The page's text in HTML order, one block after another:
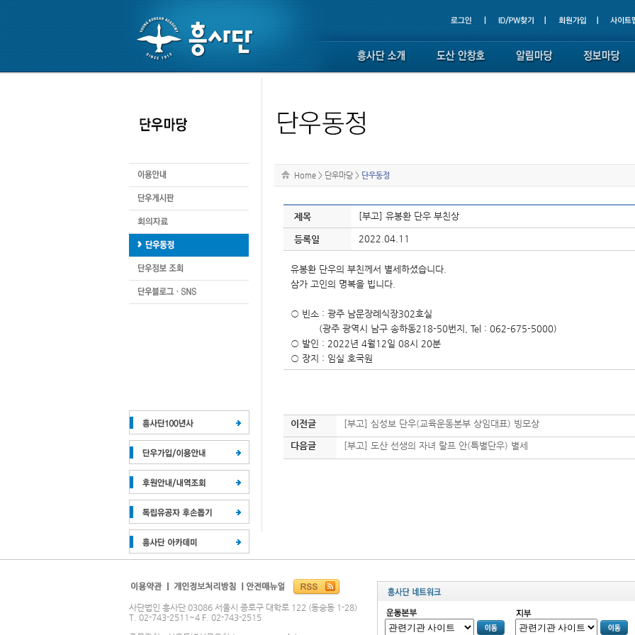
Home > 단우마당 > 단우동정
제목 [부고] 유봉환 단우 부친상
등록일 2022.04.11
유봉환 단우의 부친께서 별세하셨습니다.
삼가 고인의 명복을 빕니다.
○ 빈소 : 광주 남문장례식장302호실
(광주 광역시 남구 송하동218-50번지, Tel : 062-675-5000)
○ 발인 : 2022년 4월12일 08시 20분
○ 장지 : 임실 호국원
이전글 [부고] 심성보 단우(교육운동본부 상임대표) 빙모상
다음글 [부고] 도산 선생의 자녀 랄프 안(특별단우) 별세
사단법인 흥사단 03086 서울시 종로구 대학로 122 (동숭동 1-28)
T. 02-743-2511~4 F. 02-743-2515